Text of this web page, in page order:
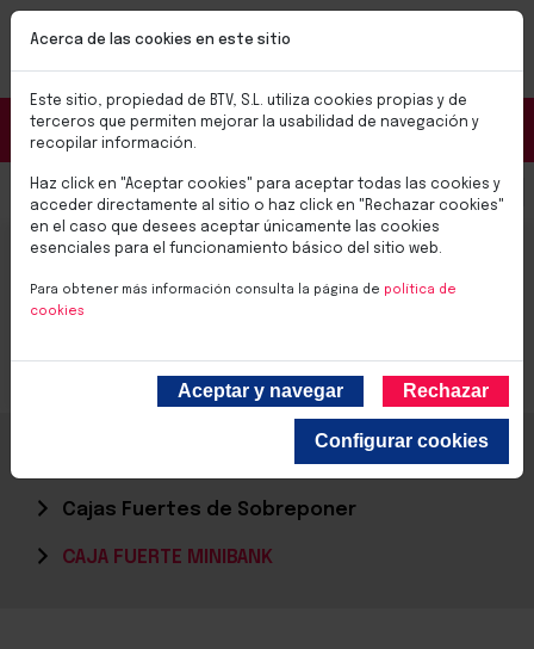
Pasar al contenido principal
NUEVAS CERRADURAS BTV SMART
✨Soluciones para el día a día✨
Conoce las nuevas cerraduras BTV SMART
Portal Distribuidores
0,00 € Select
CAJA FUERTE MINIBANK BLANCA
Cajas Fuertes
Cajas Fuertes de Sobreponer
CAJA FUERTE MINIBANK
Acerca de las cookies en este sitio
Este sitio, propiedad de BTV, S.L. utiliza cookies propias y de
terceros que permiten mejorar la usabilidad de navegación y
recopilar información.
Haz click en "Aceptar cookies" para aceptar todas las cookies y
acceder directamente al sitio o haz click en "Rechazar cookies"
en el caso que desees aceptar únicamente las cookies
esenciales para el funcionamiento básico del sitio web.
Para obtener más información consulta la página de política de
cookies
Aceptar y navegar Rechazar
Configurar cookies